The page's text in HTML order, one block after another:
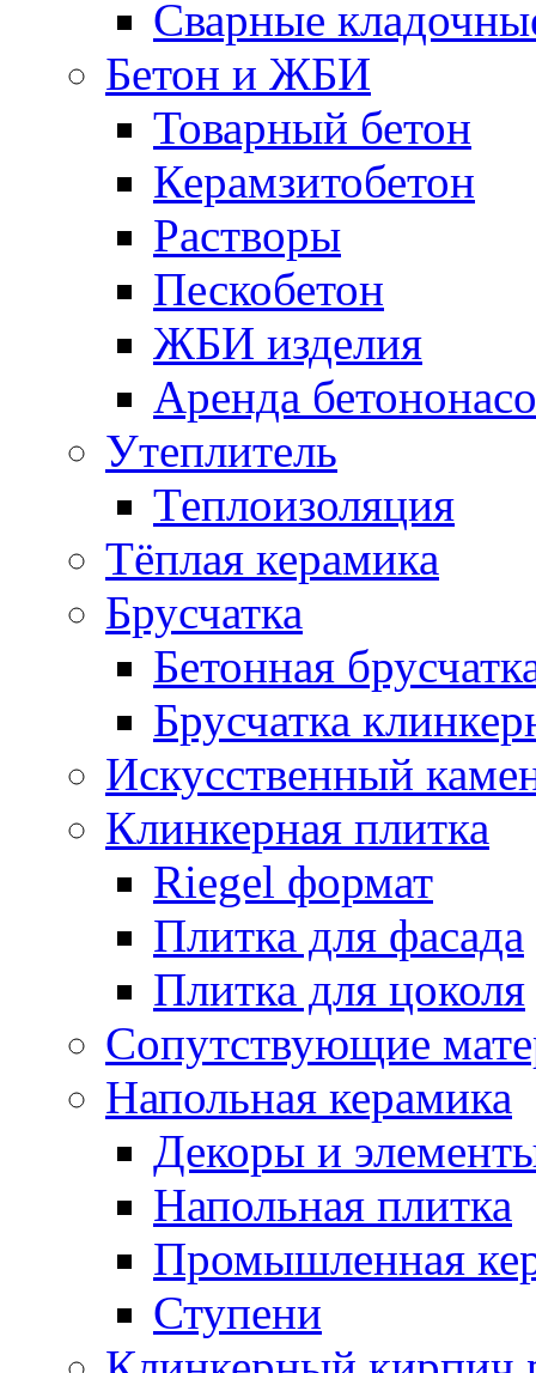
Сварные
Бетон и ЖБИ
Товарный бетон
Керамзитобетон
Растворы
Пескобетон
ЖБИ изделия
Аренда
Утеплитель
Теплоизоляция
Тёплая керамика
Брусчатка
Бетонная
Брусчатка
Искусственный
Клинкерная плитка
Riegel формат
Плитка для фасада
Плитка для цоколя
Сопутствующие
Напольная керамика
Декоры и
Напольная плитка
Промышленная
Ступени